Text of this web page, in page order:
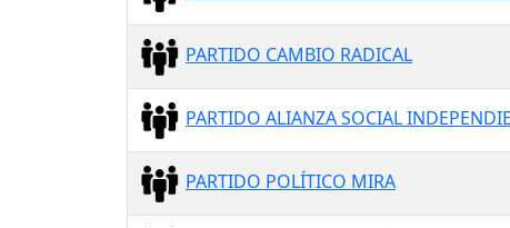
PARTIDO CAMBIO RADICAL
PARTIDO ALIANZA SOCIAL
PARTIDO POLÍTICO MIRA